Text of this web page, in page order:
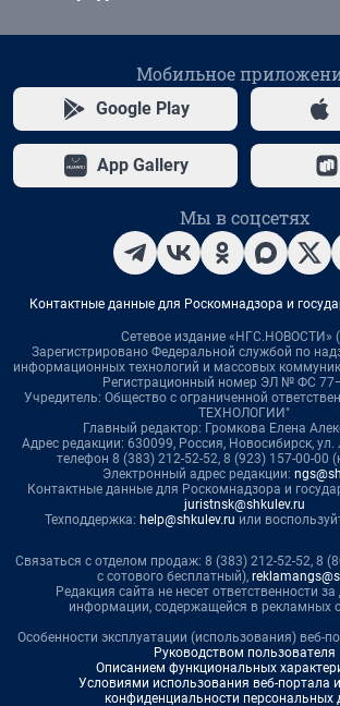
Мобильное
Google Play
App Gallery
Мы в соцсетях
Контактные данные для Роскомнадзора и
Сетевое издание «НГС.НОВОСТИ»
Зарегистрировано Федеральной службой по
информационных технологий и массовых
Регистрационный номер ЭЛ № ФС
Учредитель: Общество с ограниченной
ТЕХНОЛОГИИ"
Главный редактор: Громкова Елена
Адрес редакции: 630099, Россия, Новосибирск, ул.
телефон 8 (383) 212-52-52, 8 (923) 157-00-00
Электронный адрес редакции:
Контактные данные для Роскомнадзора и
juristnsk@shkulev.ru
Техподдержка: help@shkulev.ru или
Связаться с отделом продаж: 8 (383) 212-52-52, 8
с сотового бесплатный),
Редакция сайта не несет ответственности
информации, содержащейся в рекламных
Особенности эксплуатации (использования) веб-
Руководством пользователя
Описанием функциональных
Условиями использования веб-портала
конфиденциальности персональных